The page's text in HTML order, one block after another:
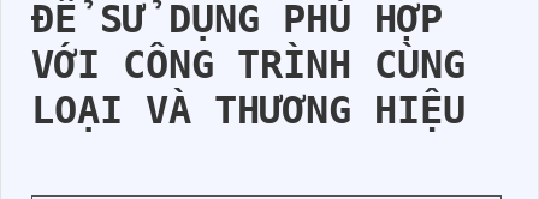
ĐỂ SỬ DỤNG PHÙ HỢP
VỚI CÔNG TRÌNH CÙNG
LOẠI VÀ THƯƠNG HIỆU